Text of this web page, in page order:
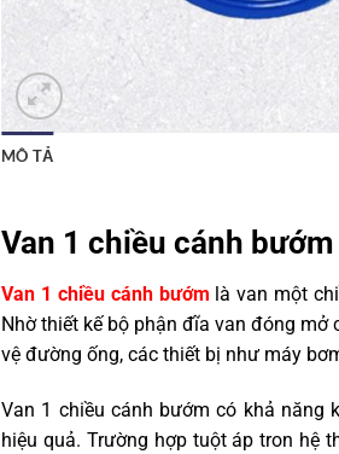
MÔ TẢ
Van 1 chiều cánh
Van 1 chiều cánh bướm là van một
Nhờ thiết kế bộ phận đĩa van đóng
vệ đường ống, các thiết bị như máy
Van 1 chiều cánh bướm có khả năng
hiệu quả. Trường hợp tuột áp tron hệ